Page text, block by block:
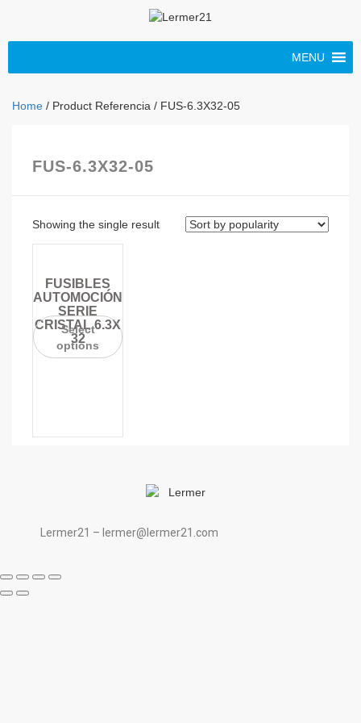
MENU
Home / Product Referencia / FUS-6.3X32-05
FUS-6.3X32-05
Showing the single result
FUSIBLES
AUTOMOCIÓN
SERIE
CRISTAL 6.3X
32
Select
options
Lermer21 – lermer@lermer21.com